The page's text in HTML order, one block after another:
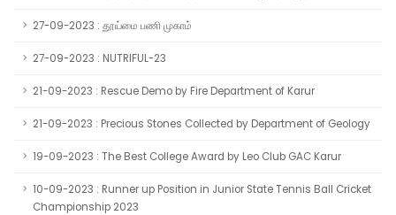
27-09-2023 : தூய்மை பணி முகாம்
27-09-2023 : NUTRIFUL-23
21-09-2023 : Rescue Demo by Fire Department of Karur
21-09-2023 : Precious Stones Collected by Department of Geology
19-09-2023 : The Best College Award by Leo Club GAC Karur
10-09-2023 : Runner up Position in Junior State Tennis Ball Cricket
Championship 2023